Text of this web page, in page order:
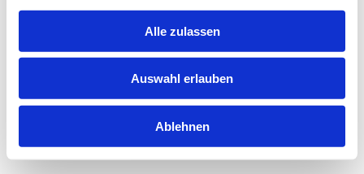
Alle zulassen
Auswahl erlauben
Ablehnen